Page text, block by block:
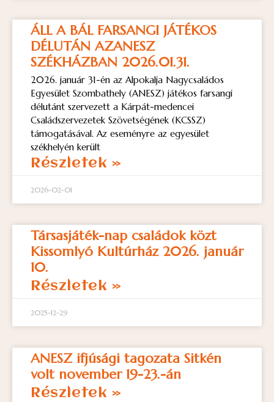
ÁLL A BÁL FARSANGI JÁTÉKOS
DÉLUTÁN AZANESZ
SZÉKHÁZBAN 2026.01.31.
2026. január 31-én az Alpokalja Nagycsaládos
Egyesület Szombathely (ANESZ) játékos farsangi
délutánt szervezett a Kárpát-medencei
Családszervezetek Szövetségének (KCSSZ)
támogatásával. Az eseményre az egyesület
székhelyén került
Részletek »
2026-02-01
Társasjáték-nap családok közt
Kissomlyó Kultúrház 2026. január
10.
Részletek »
2025-12-29
ANESZ ifjúsági tagozata Sitkén
volt november 19-23.-án
Részletek »